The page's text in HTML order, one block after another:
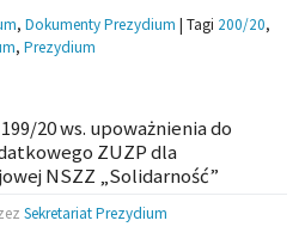
, Dokumenty Prezydium | Tagi 200/20,
, Prezydium
20 ws. upoważnienia do
ZUZP dla
NSZZ „Solidarność”
Sekretariat Prezydium